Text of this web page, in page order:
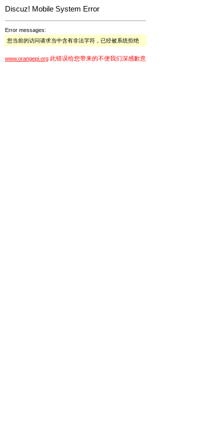
Discuz! Mobile System Error
Error messages:
您当前的访问请求当中含有非法字符，已经被系统拒绝
www.orangepi.org 此错误给您带来的不便我们深感歉意